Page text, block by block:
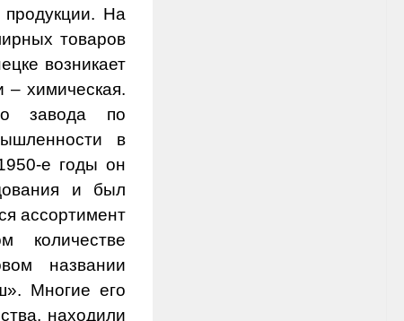
На
товаров
возникает
– химическая.
завода по
в
е годы он
и был
ассортимент
количестве
названии
Многие его
находили